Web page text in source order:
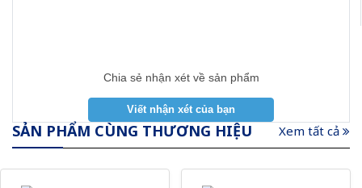
Chia sẻ nhận xét về sản phẩm
SẢN PHẨM CÙNG THƯƠNG HIỆU Xem tất cả